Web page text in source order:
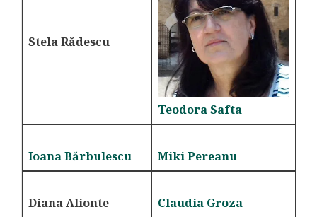
Stela Rădescu
Teodora Safta
Ioana Bărbulescu Miki Pereanu
Diana Alionte Claudia Groza